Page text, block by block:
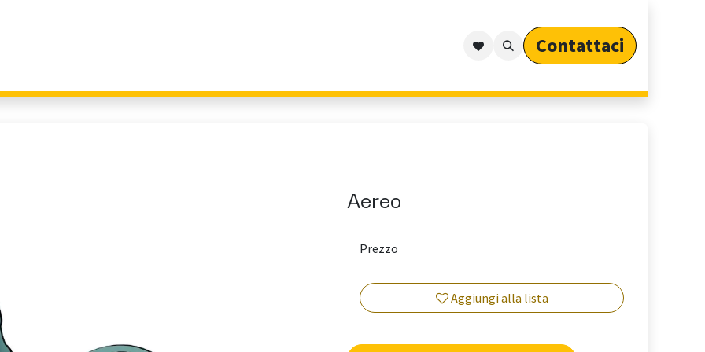
Arredo Outdoor per Privati
Contattaci​​​​​​
Aereo
Aggiungi alla lista
Prezzo